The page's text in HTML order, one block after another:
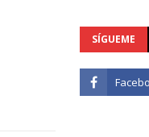
SÍGUEME